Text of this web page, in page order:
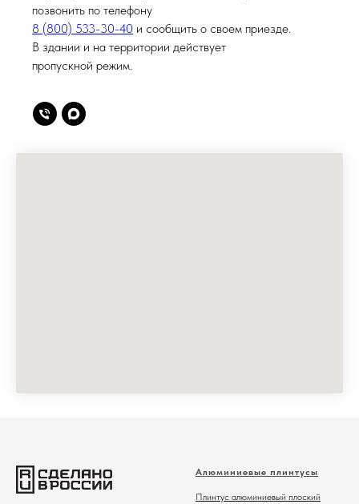
позвонить по телефону
8 (800) 533-30-40 и сообщить о своем приезде.
В здании и на территории действует
пропускной режим.
Алюминиевые плинтусы
Плинтус алюминиевый плоский